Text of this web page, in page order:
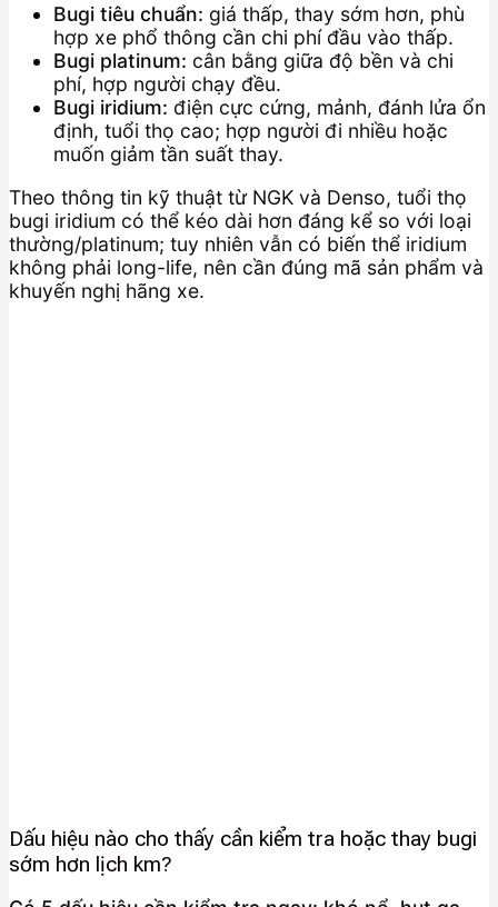
Bugi tiêu chuẩn: giá thấp, thay sớm hơn, phù
hợp xe phổ thông cần chi phí đầu vào thấp.
Bugi platinum: cân bằng giữa độ bền và chi
phí, hợp người chạy đều.
Bugi iridium: điện cực cứng, mảnh, đánh lửa ổn
định, tuổi thọ cao; hợp người đi nhiều hoặc
muốn giảm tần suất thay.
Theo thông tin kỹ thuật từ NGK và Denso, tuổi thọ
bugi iridium có thể kéo dài hơn đáng kể so với loại
thường/platinum; tuy nhiên vẫn có biến thể iridium
không phải long-life, nên cần đúng mã sản phẩm và
khuyến nghị hãng xe.
Dấu hiệu nào cho thấy cần kiểm tra hoặc thay bugi
sớm hơn lịch km?